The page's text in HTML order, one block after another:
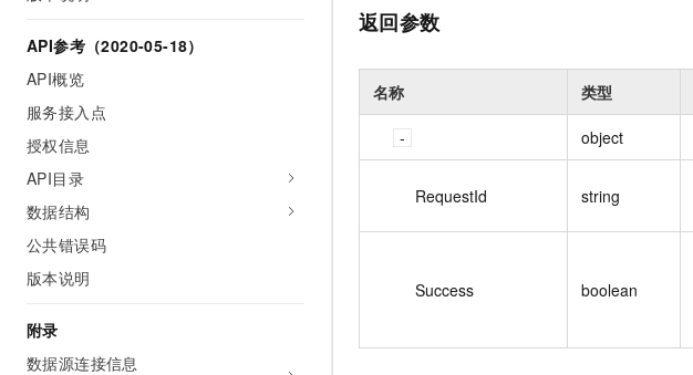
API参考（2020-05-18）
API概览
服务接入点
授权信息
API目录
数据结构
公共错误码
版本说明
附录
数据源连接信息
返回参数
名称 类型
object
RequestId string
Success boolean